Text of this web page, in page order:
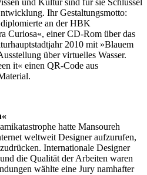
Ihr Gestaltungsmotto:
an der HBK
Curiosa«, einer CD-Rom über das
2010 mit »Blauem
über virtuelles Wasser.
it« einen QR-Code aus
hatte Mansoureh
weltweit Designer aufzurufen,
Internationale Designer
die Qualität der Arbeiten waren
wählte eine Jury namhafter